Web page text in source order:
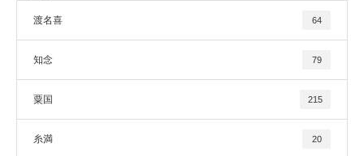
渡名喜 64
知念 79
粟国 215
糸満 20